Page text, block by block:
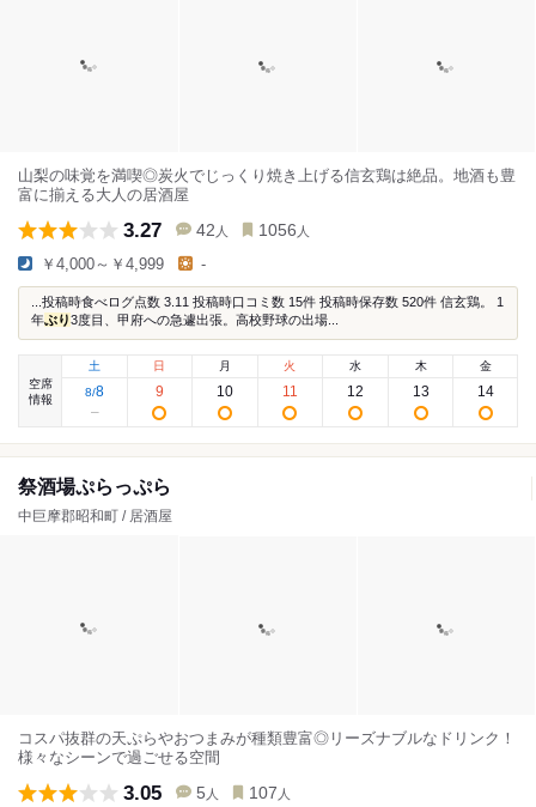
山梨の味覚を満喫◎炭火でじっくり焼き上げる信玄鶏は絶品。地酒も豊
富に揃える大人の居酒屋
3.27 42 人 1056 人
￥4,000～￥4,999 -
...投稿時食べログ点数 3.11 投稿時口コミ数 15件 投稿時保存数 520件 信玄鶏。 1
年ぶり3度目、甲府への急遽出張。高校野球の出場...
空席
情報
土
8/8
日
9
月
10
火
11
水
12
木
13
金
14
祭酒場ぷらっぷら
中巨摩郡昭和町 / 居酒屋
コスパ抜群の天ぷらやおつまみが種類豊富◎リーズナブルなドリンク！
様々なシーンで過ごせる空間
3.05 5 人 107 人